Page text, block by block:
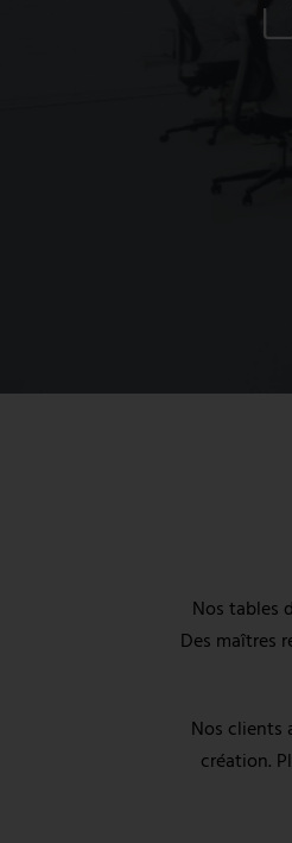
Nos tables
Des maîtres
Nos clients
création.